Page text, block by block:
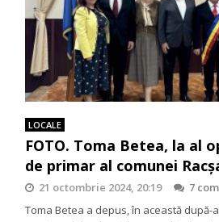
LOCALE
FOTO. Toma Betea, la al
de primar al comunei
21 octombrie 2024, 20:19
7
Toma Betea a depus, în această după-